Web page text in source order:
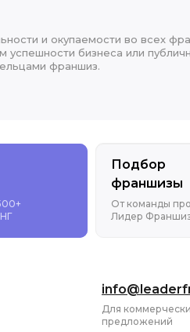
и окупаемости во всех
бизнеса или
франшиз.
Подбор
франшизы
От команды
Лидер
Для
предложений